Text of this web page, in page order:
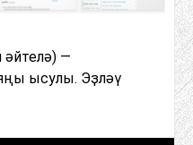
әйтелә) —
ысулы. Эҙләү